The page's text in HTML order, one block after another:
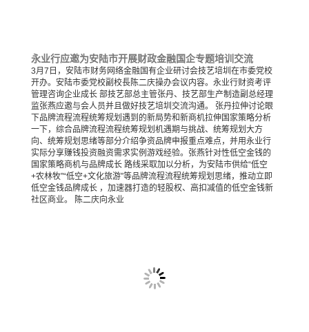
永业行应邀为安陆市开展财政金融国企专题培训交流
3月7日，安陆市财务网络金融国有企业研讨会技艺培圳在市委党校
开办。安陆市委党校副校長陈二庆操办会议内容。永业行财资考评
管理咨询企业成长 部技艺部总主管张丹、技艺部生产制造副总经理
监张燕应邀与会人员并且做好技艺培圳交流沟通。 张丹拉伸讨论眼
下品牌流程流程统筹规划遇到的新局势和新商机拉伸国家策略分析
一下，综合品牌流程流程统筹规划机遇期与挑战、统筹规划大方
向、统筹规划思绪等部分介绍争资品牌申报重点难点，并用永业行
实际分享赚钱投资融资需求实例游戏经验。张燕针对性低空金钱的
国家策略商机与品牌成长 路线采取加以分析，为安陆市供给“低空
+农林牧”“低空+文化旅游”等品牌流程流程统筹规划思绪，推动立即
低空金钱品牌成长 ，加速器打造的轻股权、高扣减值的低空金钱新
社区商业。 陈二庆向永业